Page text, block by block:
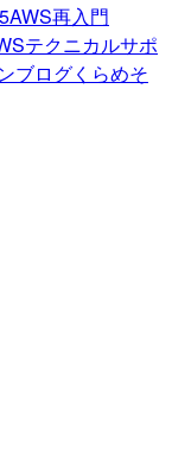
AWS再入門
テクニカルサポ
ブログくらめそ